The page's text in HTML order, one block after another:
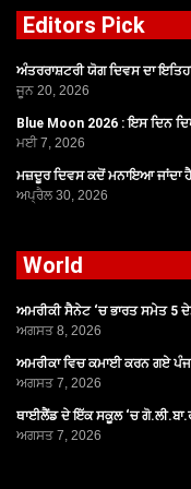
Editors Pick
ਅੰਤਰਰਾਸ਼ਟਰੀ ਯੋਗ ਦਿਵਸ ਦਾ
ਜੂਨ 20, 2026
Blue Moon 2026 : ਇਸ ਦਿਨ
ਮਈ 7, 2026
ਮਜ਼ਦੂਰ ਦਿਵਸ ਕਦੋਂ ਮਨਾਇਆ ਜਾਂਦਾ
ਅਪ੍ਰੈਲ 30, 2026
World
ਅਮਰੀਕੀ ਸੈਨੇਟ ‘ਚ ਭਾਰਤ ਸਮੇਤ 5
ਅਗਸਤ 8, 2026
ਅਮਰੀਕਾ ਵਿਚ ਕਮਾਈ ਕਰਨ ਗਏ
ਅਗਸਤ 7, 2026
ਥਾਈਲੈਂਡ ਦੇ ਇੱਕ ਸਕੂਲ ‘ਚ
ਅਗਸਤ 7, 2026